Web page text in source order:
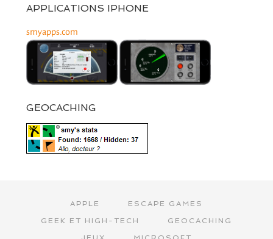
APPLICATIONS IPHONE
smyapps.com
GEOCACHING
APPLE
ESCAPE GAMES
GEEK ET HIGH-TECH
GEOCACHING